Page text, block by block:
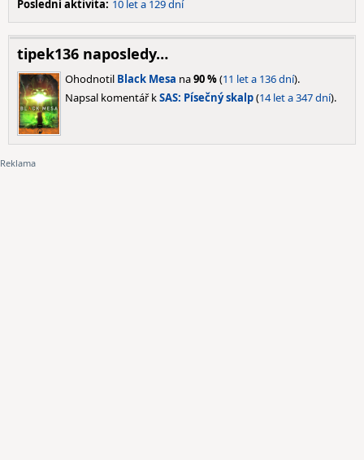
Poslední aktivita: 10 let a 129 dní
tipek136 naposledy…
Ohodnotil Black Mesa na90 %(11 let a 136 dní).
Napsal komentář kSAS: Písečný skalp(14 let a 347 dní).